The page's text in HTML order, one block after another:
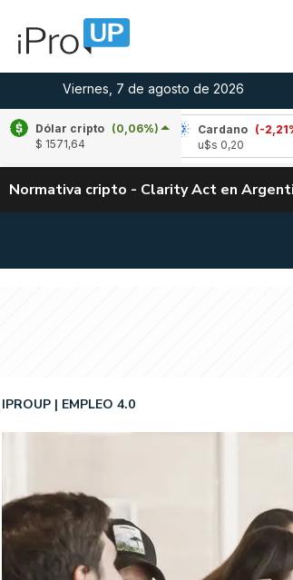
Viernes, 7 de agosto de 2026
Dólar cripto (0,06%)
$ 1571,64
(-1,46%)
Cardano
(-2,21%)
Normativa cripto - Clarity Act en
IPROUP EMPLEO 4.0